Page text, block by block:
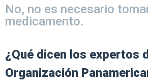
No, no es necesario
medicamento.
¿Qué dicen los expertos
Organización